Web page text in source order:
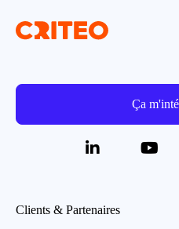
Ça
Clients & Partenaires